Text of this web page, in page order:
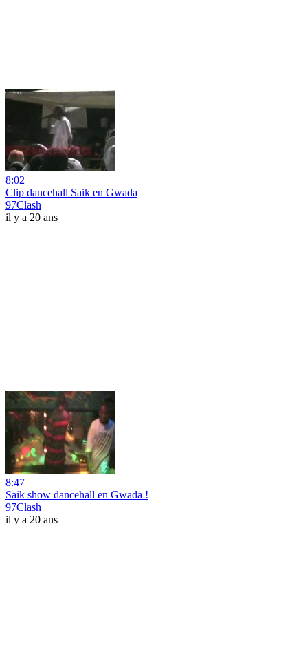
8:02
Clip dancehall Saik en Gwada
97Clash
il y a 20 ans
8:47
Saik show dancehall en Gwada !
97Clash
il y a 20 ans